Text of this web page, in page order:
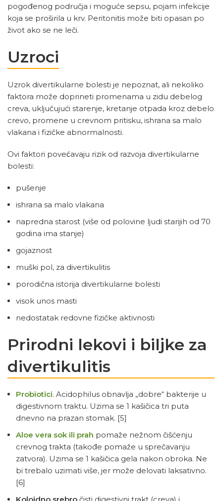
pogođenog područja i moguće sepsu, pojam infekcije
koja se proširila u krv. Peritonitis može biti opasan po
život ako se ne leči.
Uzroci
Uzrok divertikularne bolesti je nepoznat, ali nekoliko
faktora može doprineti promenama u zidu debelog
creva, uključujući starenje, kretanje otpada kroz debelo
crevo, promene u crevnom pritisku, ishrana sa malo
vlakana i fizičke abnormalnosti.
Ovi faktori povećavaju rizik od razvoja divertikularne
bolesti:
pušenje
ishrana sa malo vlakana
napredna starost (više od polovine ljudi starijih od 70
godina ima stanje)
gojaznost
muški pol, za divertikulitis
porodična istorija divertikularne bolesti
visok unos masti
nedostatak redovne fizičke aktivnosti
Prirodni lekovi i biljke za
divertikulitis
Probiotici. Acidophilus obnavlja „dobre“ bakterije u
digestivnom traktu. Uzima se 1 kašičica tri puta
dnevno na prazan stomak. [5]
Aloe vera sok ili prah pomaže nežnom čišćenju
crevnog trakta (takođe pomaže u sprečavanju
zatvora). Uzima se 1 kašičica gela nakon obroka. Ne
bi trebalo uzimati više, jer može delovati laksativno.
[6]